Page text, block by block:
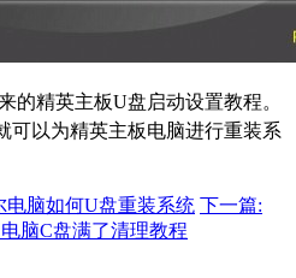
的精英主板U盘启动设置教程。
可以为精英主板电脑进行重装系
电脑如何U盘重装系统 下一篇:
脑C盘满了清理教程